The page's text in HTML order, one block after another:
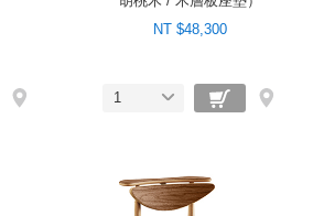
NT $48,300
1